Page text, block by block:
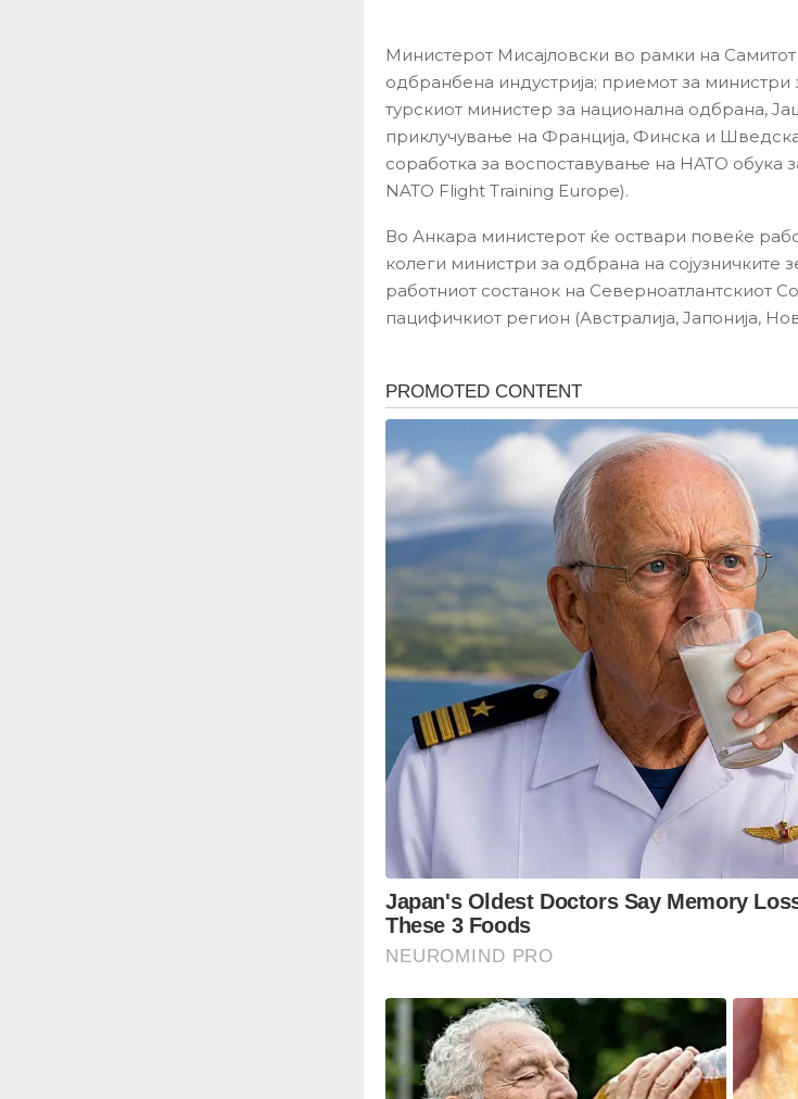
Министерот Мисајловски во рамки на
одбранбена индустрија; приемот за
турскиот министер за национална одбрана,
приклучување на Франција, Финска и
соработка за воспоставување на НАТО обука
NATO Flight Training Europe).
Во Анкара министерот ќе оствари повеќе
колеги министри за одбрана на сојузничките
работниот состанок на Северноатлантскиот
пацифичкиот регион (Австралија, Јапонија,